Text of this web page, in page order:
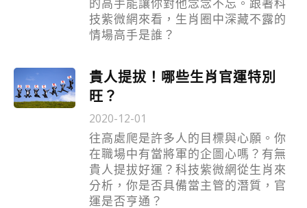
的高手能讓你對他念念不忘。跟著科
技紫微網來看，生肖圈中深藏不露的
情場高手是誰？
貴人提拔！哪些生肖官運特別
旺？
2020-12-01
往高處爬是許多人的目標與心願。你
在職場中有當將軍的企圖心嗎？有無
貴人提拔好運？科技紫微網從生肖來
分析，你是否具備當主管的潛質，官
運是否亨通？